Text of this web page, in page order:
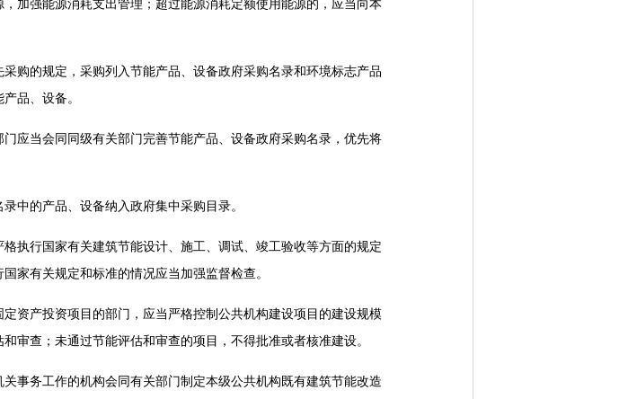
强能源消耗支出管理；超过能源消耗定额使用能源的，应当向本
的规定，采购列入节能产品、设备政府采购名录和环境标志产品
品、设备。
当会同同级有关部门完善节能产品、设备政府采购名录，优先将
的产品、设备纳入政府集中采购目录。
行国家有关建筑节能设计、施工、调试、竣工验收等方面的规定
家有关规定和标准的情况应当加强监督检查。
产投资项目的部门，应当严格控制公共机构建设项目的建设规模
审查；未通过节能评估和审查的项目，不得批准或者核准建设。
务工作的机构会同有关部门制定本级公共机构既有建筑节能改造